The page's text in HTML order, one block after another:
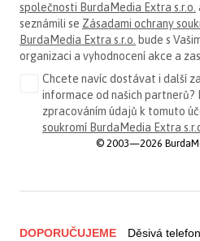
společnosti BurdaMedia Extra s.r.o.
seznámili se Zásadami ochrany
BurdaMedia Extra s.r.o. bude s
organizaci a vyhodnocení akce a
Chcete navíc dostávat i další
informace od našich partnerů?
zpracováním údajů k tomuto
soukromí BurdaMedia Extra
© 2003—2026
DOPORUČUJEME Děsivá